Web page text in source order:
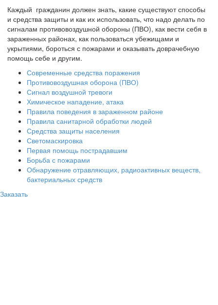
Каждый гражданин должен знать, какие существуют способы
и средства защиты и как их использовать, что надо делать по
сигналам противовоздушной обороны (ПВО), как вести себя в
зараженных районах, как пользоваться убежищами и
укрытиями, бороться с пожарами и оказывать доврачебную
помощь себе и другим.
Современные средства поражения
Противовоздушная оборона (ПВО)
Сигнал воздушной тревоги
Химическое нападение, атака
Правила поведения в зараженном районе
Правила санитарной обработки людей
Средства защиты населения
Светомаскировка
Первая помощь пострадавшим
Борьба с пожарами
Обнаружение отравляющих, радиоактивных веществ,
бактериальных средств
Заказать